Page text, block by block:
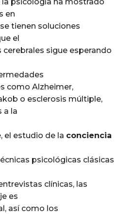
en
tienen soluciones
el
sigue esperando
como Alzheimer,
o esclerosis múltiple,
a la
el estudio de la conciencia
psicológicas clásicas
clínicas, las
es
así como los